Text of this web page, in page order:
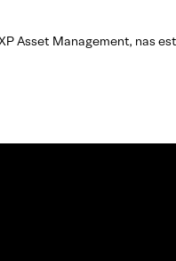
Asset Management, nas